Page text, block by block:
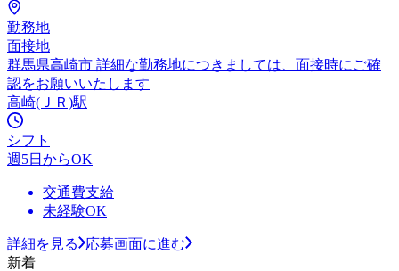
勤務地
面接地
群馬県高崎市 詳細な勤務地につきましては、面接時にご確
認をお願いいたします
高崎(ＪＲ)駅
シフト
週5日からOK
交通費支給
未経験OK
詳細を見る
応募画面に進む
新着